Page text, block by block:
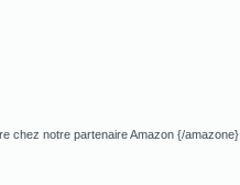
chez notre partenaire Amazon {/amazone}